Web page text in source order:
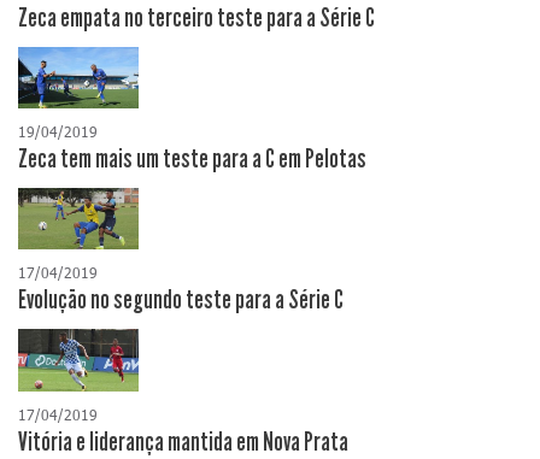
Zeca empata no terceiro teste para a Série C
19/04/2019
Zeca tem mais um teste para a C em Pelotas
17/04/2019
Evolução no segundo teste para a Série C
17/04/2019
Vitória e liderança mantida em Nova Prata